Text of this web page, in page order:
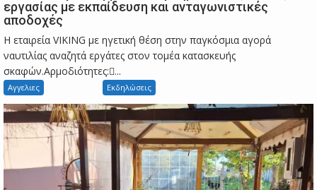
εργασίας με εκπαίδευση και ανταγωνιστικές
αποδοχές
Η εταιρεία VIKING με ηγετική θέση στην παγκόσμια αγορά
ναυτιλίας αναζητά εργάτες στον τομέα κατασκευής
σκαφών.Αρμοδιότητες:...
Αγγελιες Εκδηλώσεις